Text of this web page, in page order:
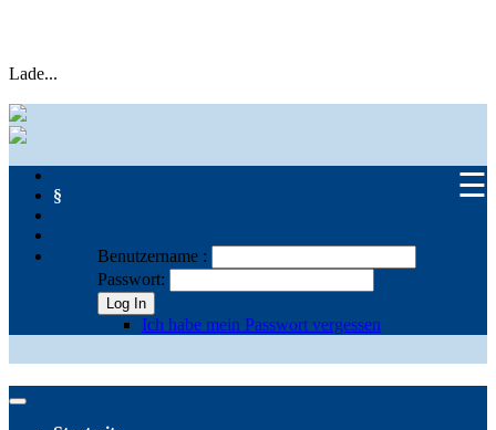
Lade...
☰
§
Benutzername :
Passwort:
Log In
Ich habe mein Passwort vergessen